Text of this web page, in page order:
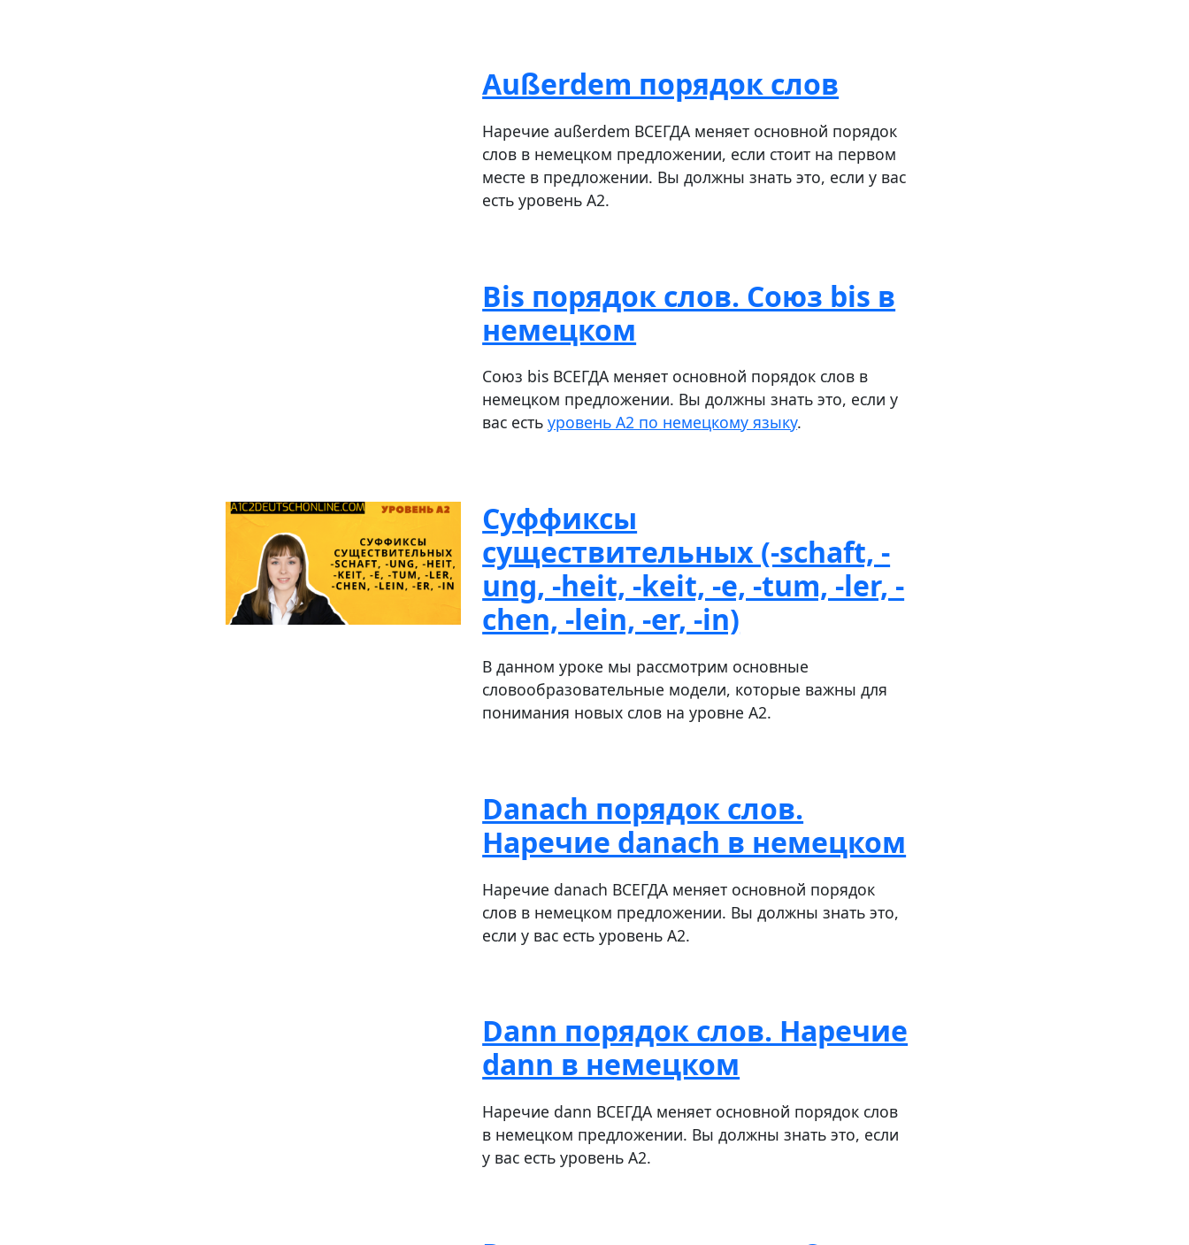
Außerdem порядок слов
Наречие außerdem ВСЕГДА меняет основной порядок
слов в немецком предложении, если стоит на первом
месте в предложении. Вы должны знать это, если у вас
есть уровень А2.
Bis порядок слов. Союз bis в
немецком
Союз bis ВСЕГДА меняет основной порядок слов в
немецком предложении. Вы должны знать это, если у
вас естьуровень A2 по немецкому языку.
Cуффиксы
существительных (-schaft, -
ung, -heit, -keit, -e, -tum, -ler, -
chen, -lein, -er, -in)
В данном уроке мы рассмотрим основные
словообразовательные модели, которые важны для
понимания новых слов на уровне А2.
Danach порядок слов.
Наречие danach в немецком
Наречие danach ВСЕГДА меняет основной порядок
слов в немецком предложении. Вы должны знать это,
если у вас есть уровень A2.
Dann порядок слов. Наречие
dann в немецком
Наречие dann ВСЕГДА меняет основной порядок слов
в немецком предложении. Вы должны знать это, если
у вас есть уровень A2.